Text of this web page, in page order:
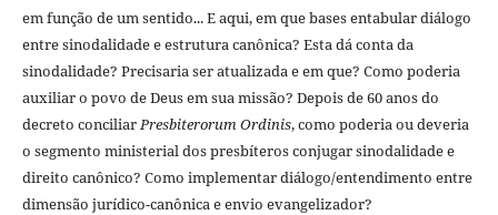
em função de um sentido... E aqui, em que bases entabular diálogo
entre sinodalidade e estrutura canônica? Esta dá conta da
sinodalidade? Precisaria ser atualizada e em que? Como poderia
auxiliar o povo de Deus em sua missão? Depois de 60 anos do
decreto conciliarPresbiterorum Ordinis, como poderia ou deveria
o segmento ministerial dos presbíteros conjugar sinodalidade e
direito canônico? Como implementar diálogo/entendimento entre
dimensão jurídico-canônica e envio evangelizador?